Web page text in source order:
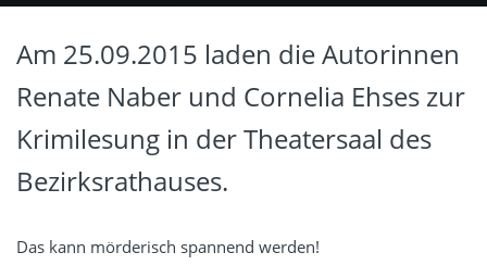
Am 25.09.2015 laden die Autorinnen
Renate Naber und Cornelia Ehses zur
Krimilesung in der Theatersaal des
Bezirksrathauses.
Das kann mörderisch spannend werden!